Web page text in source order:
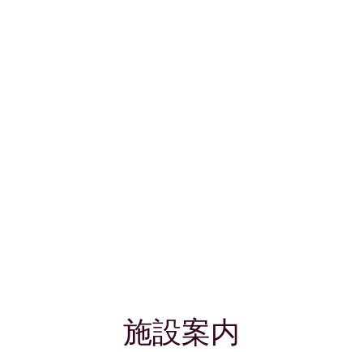
施設案内